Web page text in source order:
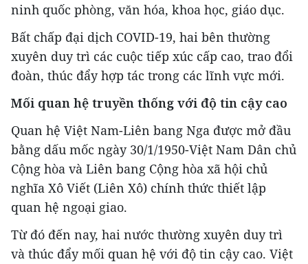
ninh quốc phòng, văn hóa, khoa học, giáo dục.
Bất chấp đại dịch COVID-19, hai bên thường
xuyên duy trì các cuộc tiếp xúc cấp cao, trao đổi
đoàn, thúc đẩy hợp tác trong các lĩnh vực mới.
Mối quan hệ truyền thống với độ tin cậy cao
Quan hệ Việt Nam-Liên bang Nga được mở đầu
bằng dấu mốc ngày 30/1/1950-Việt Nam Dân chủ
Cộng hòa và Liên bang Cộng hòa xã hội chủ
nghĩa Xô Viết (Liên Xô) chính thức thiết lập
quan hệ ngoại giao.
Từ đó đến nay, hai nước thường xuyên duy trì
và thúc đẩy mối quan hệ với độ tin cậy cao. Việt